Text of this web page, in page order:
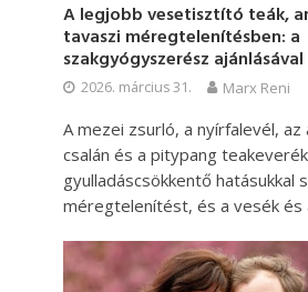
A legjobb vesetisztító teák,
tavaszi méregtelenítésben: a
szakgyógyszerész ajánlásával
2026. március 31. Marx Reni
A mezei zsurló, a nyírfalevél, az
csalán és a pitypang
gyulladáscsökkentő hatásukkal
méregtelenítést, és a vesék és